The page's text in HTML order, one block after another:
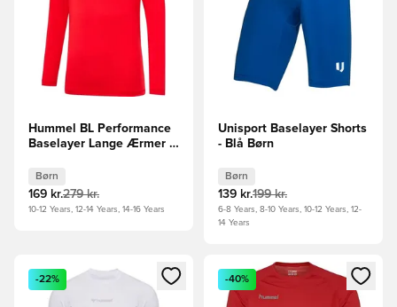
Hummel BL Performance
Baselayer Lange Ærmer -
Børn
169 kr.279 kr.
10-12 Years, 12-14 Years, 14-16 Years
Unisport Baselayer Shorts
- Blå Børn
Børn
139 kr.199 kr.
6-8 Years, 8-10 Years, 10-12 Years, 12-
14 Years
Åbner en Modal til at logge ind eller tilmelde dig som
-22%
Åbner en Modal til at logge
-40%